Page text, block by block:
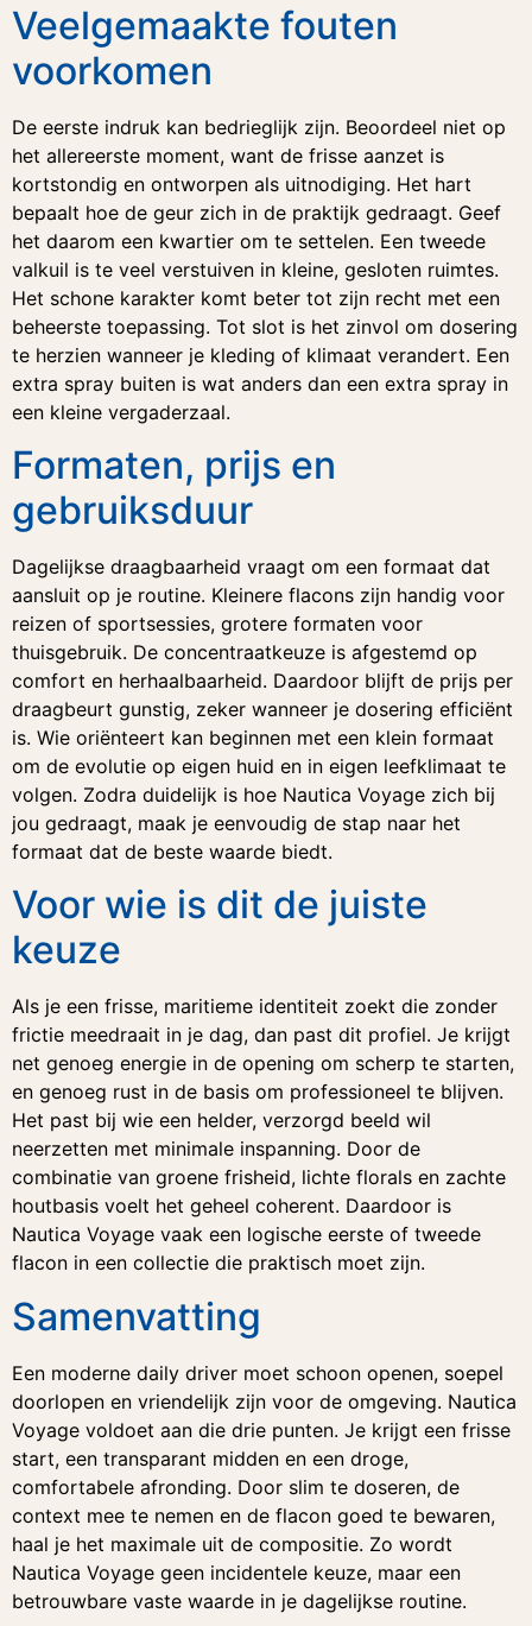
Veelgemaakte fouten
voorkomen
De eerste indruk kan bedrieglijk zijn. Beoordeel niet op
het allereerste moment, want de frisse aanzet is
kortstondig en ontworpen als uitnodiging. Het hart
bepaalt hoe de geur zich in de praktijk gedraagt. Geef
het daarom een kwartier om te settelen. Een tweede
valkuil is te veel verstuiven in kleine, gesloten ruimtes.
Het schone karakter komt beter tot zijn recht met een
beheerste toepassing. Tot slot is het zinvol om dosering
te herzien wanneer je kleding of klimaat verandert. Een
extra spray buiten is wat anders dan een extra spray in
een kleine vergaderzaal.
Formaten, prijs en
gebruiksduur
Dagelijkse draagbaarheid vraagt om een formaat dat
aansluit op je routine. Kleinere flacons zijn handig voor
reizen of sportsessies, grotere formaten voor
thuisgebruik. De concentraatkeuze is afgestemd op
comfort en herhaalbaarheid. Daardoor blijft de prijs per
draagbeurt gunstig, zeker wanneer je dosering efficiënt
is. Wie oriënteert kan beginnen met een klein formaat
om de evolutie op eigen huid en in eigen leefklimaat te
volgen. Zodra duidelijk is hoe Nautica Voyage zich bij
jou gedraagt, maak je eenvoudig de stap naar het
formaat dat de beste waarde biedt.
Voor wie is dit de juiste
keuze
Als je een frisse, maritieme identiteit zoekt die zonder
frictie meedraait in je dag, dan past dit profiel. Je krijgt
net genoeg energie in de opening om scherp te starten,
en genoeg rust in de basis om professioneel te blijven.
Het past bij wie een helder, verzorgd beeld wil
neerzetten met minimale inspanning. Door de
combinatie van groene frisheid, lichte florals en zachte
houtbasis voelt het geheel coherent. Daardoor is
Nautica Voyage vaak een logische eerste of tweede
flacon in een collectie die praktisch moet zijn.
Samenvatting
Een moderne daily driver moet schoon openen, soepel
doorlopen en vriendelijk zijn voor de omgeving. Nautica
Voyage voldoet aan die drie punten. Je krijgt een frisse
start, een transparant midden en een droge,
comfortabele afronding. Door slim te doseren, de
context mee te nemen en de flacon goed te bewaren,
haal je het maximale uit de compositie. Zo wordt
Nautica Voyage geen incidentele keuze, maar een
betrouwbare vaste waarde in je dagelijkse routine.